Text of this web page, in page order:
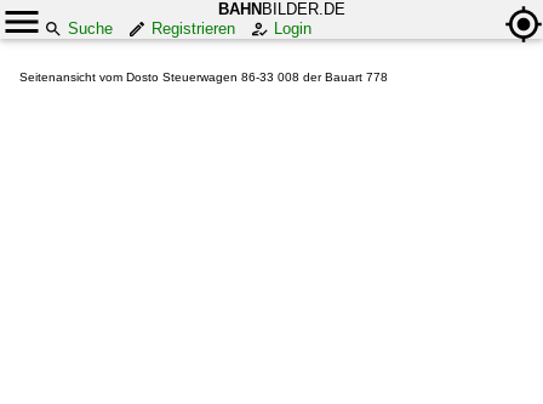
BAHN BILDER.DE
Suche
Registrieren Login
Seitenansicht vom Dosto Steuerwagen 86-33 008 der Bauart 778